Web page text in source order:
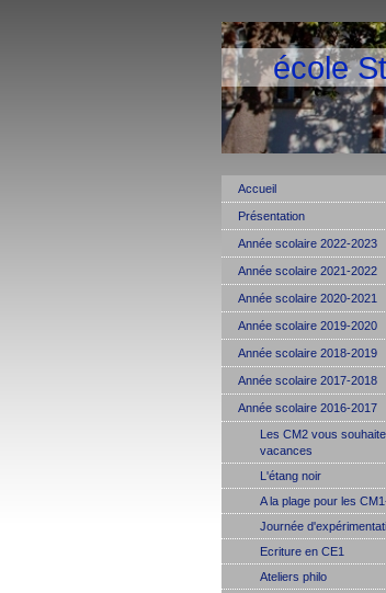
école
Accueil
Présentation
Année scolaire 2022-2023
Année scolaire 2021-2022
Année scolaire 2020-2021
Année scolaire 2019-2020
Année scolaire 2018-2019
Année scolaire 2017-2018
Année scolaire 2016-2017
Les CM2 vous
vacances
L'étang noir
A la plage pour les
Journée
Ecriture en CE1
Ateliers philo